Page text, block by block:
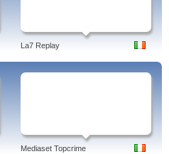
La7 Replay
Mediaset Topcrime